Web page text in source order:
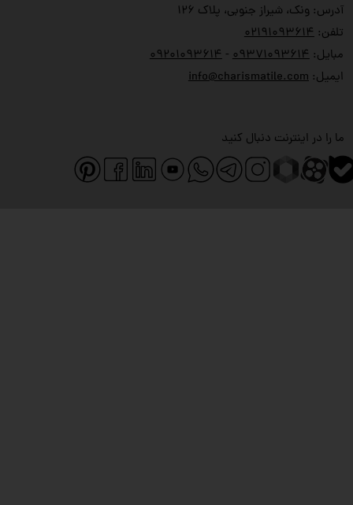
ما را در اینترنت دنبال کنید
آدرس: ونک، شیراز جنوبی، پلاک ۱۲۶
تلفن:
۰۲۱۹۱۰۹۳۶۱۴
مبایل:
۰۹۳۷۱۰۹۳۶۱۴ - ۰۹۲۰۱۰۹۳۶۱۴
ایمیل:info@charismatile.com